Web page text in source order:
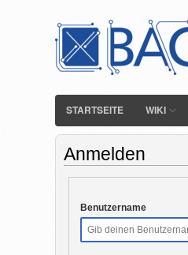
STARTSEITE WIKI
Anmelden
Benutzername